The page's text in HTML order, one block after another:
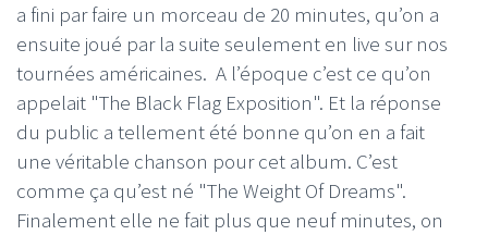
a fini par faire un morceau de 20 minutes, qu’on a
ensuite joué par la suite seulement en live sur nos
tournées américaines. A l’époque c’est ce qu’on
appelait "The Black Flag Exposition". Et la réponse
du public a tellement été bonne qu’on en a fait
une véritable chanson pour cet album. C’est
comme ça qu’est né "The Weight Of Dreams".
Finalement elle ne fait plus que neuf minutes, on